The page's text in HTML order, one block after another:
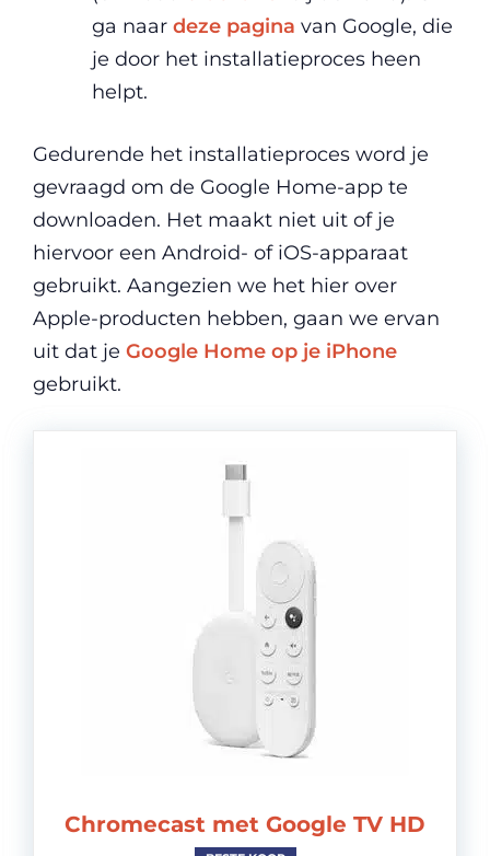
ga naar deze pagina van Google, die
je door het installatieproces heen
helpt.
Gedurende het installatieproces word je
gevraagd om de Google Home-app te
downloaden. Het maakt niet uit of je
hiervoor een Android- of iOS-apparaat
gebruikt. Aangezien we het hier over
Apple-producten hebben, gaan we ervan
uit dat je Google Home op je iPhone
gebruikt.
Chromecast met Google TV HD